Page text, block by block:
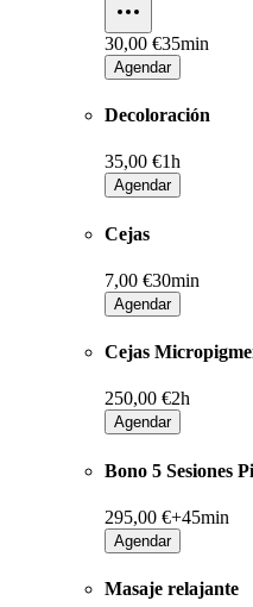
30,00 €35min
Agendar
Decoloración
35,00 €1h
Agendar
Cejas
7,00 €30min
Agendar
Cejas
250,00 €2h
Agendar
Bono 5 Sesiones
295,00 €+45min
Agendar
Masaje relajante